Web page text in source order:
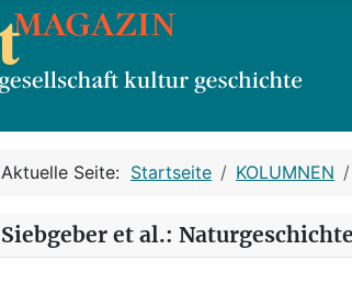
Aktuelle Seite: Startseite KOLUMNEN
Siebgeber et al.: